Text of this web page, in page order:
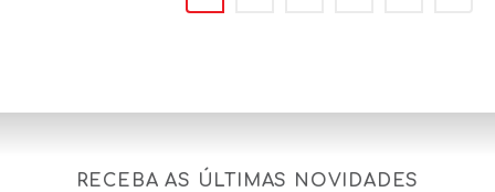
RECEBA AS ÚLTIMAS NOVIDADES